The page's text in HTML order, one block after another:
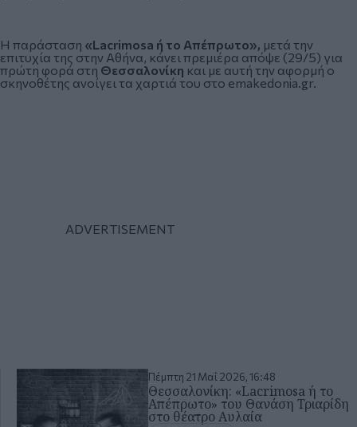
H παράσταση «Lacrimosa ή το Απέπρωτο», μετά την
επιτυχία της στην Αθήνα, κάνει πρεμιέρα απόψε (29/5) για
πρώτη φορά στη Θεσσαλονίκη και με αυτή την αφορμή ο
σκηνοθέτης ανοίγει τα χαρτιά του στο emakedonia.gr.
Πέμπτη 21 Μαΐ 2026, 16:48
Θεσσαλονίκη: «Lacrimosa ή το
Απέπρωτο» του Θανάση Τριαρίδη
στο θέατρο Αυλαία